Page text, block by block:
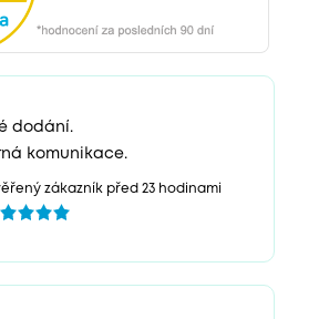
dodání.
komunikace.
zákazník před 23 hodinami